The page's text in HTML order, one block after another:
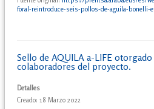
foral-reintroduce-seis-pollos-de-aguila-bonelli-
Sello de AQUILA a-LIFE
colaboradores del proyecto.
Detalles
Creado: 18 Marzo 2022